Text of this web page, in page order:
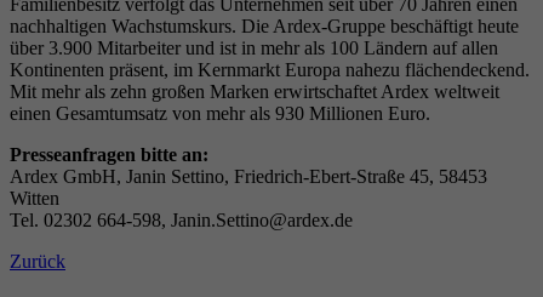
Familienbesitz verfolgt das Unternehmen seit über 70 Jahren einen
nachhaltigen Wachstumskurs. Die Ardex-Gruppe beschäftigt heute
über 3.900 Mitarbeiter und ist in mehr als 100 Ländern auf allen
Kontinenten präsent, im Kernmarkt Europa nahezu flächendeckend.
Mit mehr als zehn großen Marken erwirtschaftet Ardex weltweit
einen Gesamtumsatz von mehr als 930 Millionen Euro.
Presseanfragen bitte an:
Ardex GmbH, Janin Settino, Friedrich-Ebert-Straße 45, 58453
Witten
Tel. 02302 664-598, Janin.Settino@ardex.de
Zurück